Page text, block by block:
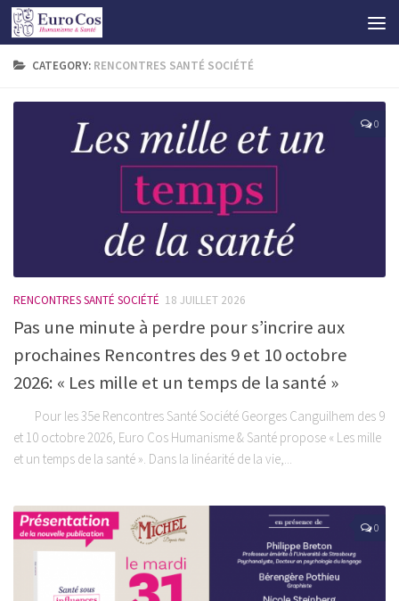
CATEGORY: RENCONTRES SANTÉ SOCIÉTÉ
0
RENCONTRES SANTÉ SOCIÉTÉ 18 JUILLET 2026
Pas une minute à perdre pour s’incrire aux
prochaines Rencontres des 9 et 10 octobre
2026: « Les mille et un temps de la santé »
Pour les 35e Rencontres Santé Société Georges Canguilhem des 9
et 10 octobre 2026, Euro Cos Humanisme & Santé propose « Les mille
et un temps de la santé ». Dans la linéarité de la vie,...
0